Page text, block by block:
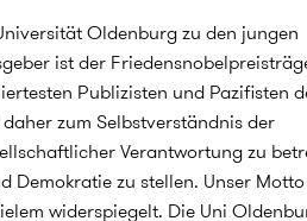
Oldenburg zu den jungen
ist der
Publizisten und Pazifisten
zum Selbstverständnis der
Verantwortung zu
Demokratie zu stellen. Unser
widerspiegelt. Die Uni